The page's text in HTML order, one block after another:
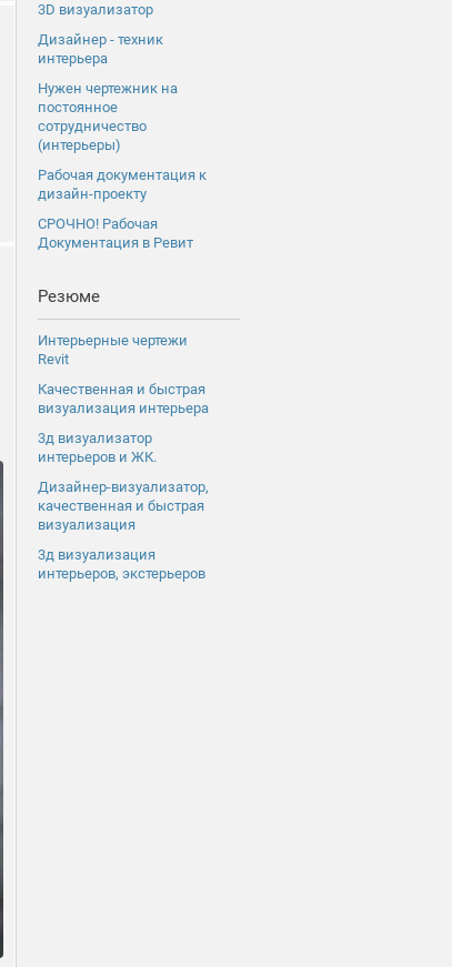
3D визуализатор
Дизайнер - техник
интерьера
Нужен чертежник на
постоянное
сотрудничество
(интерьеры)
Рабочая документация к
дизайн-проекту
СРОЧНО! Рабочая
Документация в Ревит
Резюме
Интерьерные чертежи
Revit
Качественная и быстрая
визуализация интерьера
3д визуализатор
интерьеров и ЖК.
Дизайнер-визуализатор,
качественная и быстрая
визуализация
3д визуализация
интерьеров, экстерьеров